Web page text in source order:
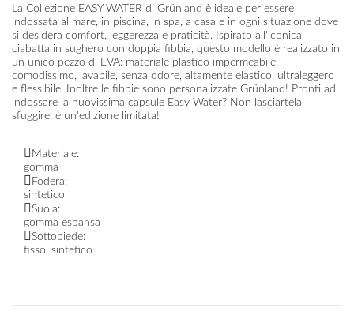
La Collezione EASY WATER di Grünland è ideale per essere
indossata al mare, in piscina, in spa, a casa e in ogni situazione dove
si desidera comfort, leggerezza e praticità. Ispirato all'iconica
ciabatta in sughero con doppia fibbia, questo modello è realizzato in
un unico pezzo di EVA: materiale plastico impermeabile,
comodissimo, lavabile, senza odore, altamente elastico, ultraleggero
e flessibile. Inoltre le fibbie sono personalizzate Grünland! Pronti ad
indossare la nuovissima capsule Easy Water? Non lasciartela
sfuggire, è un'edizione limitata!
Materiale:
gomma
Fodera:
sintetico
Suola:
gomma espansa
Sottopiede:
fisso, sintetico